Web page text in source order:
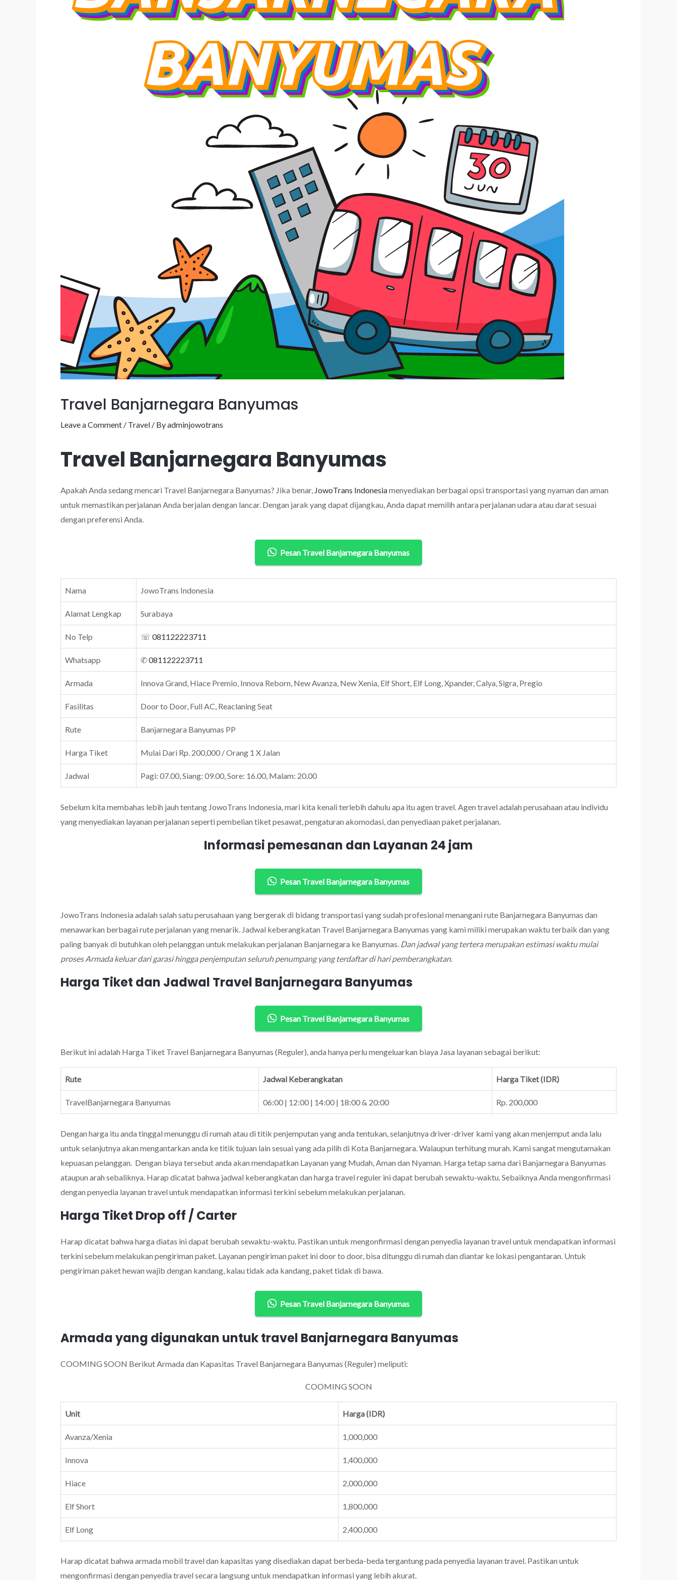
Travel Banjarnegara Banyumas
Leave a Comment / Travel / Byadminjowotrans
Travel Banjarnegara Banyumas
Apakah Anda sedang mencari Travel Banjarnegara Banyumas? Jika benar, JowoTrans Indonesiamenyediakan berbagai opsi transportasi yang nyaman dan aman
untuk memastikan perjalanan Anda berjalan dengan lancar. Dengan jarak yang dapat dijangkau, Anda dapat memilih antara perjalanan udara atau darat sesuai
dengan preferensi Anda.
Pesan Travel Banjarnegara Banyumas
Nama JowoTrans Indonesia
Alamat Lengkap Surabaya
No Telp ☏ 081122223711
Whatsapp ✆081122223711
Armada Innova Grand, Hiace Premio, Innova Reborn, New Avanza, New Xenia, Elf Short, Elf Long, Xpander, Calya, Sigra, Pregio
Fasilitas Door to Door, Full AC, Reaclaning Seat
Rute Banjarnegara Banyumas PP
Harga Tiket Mulai Dari Rp. 200,000 / Orang 1 X Jalan
Jadwal Pagi: 07.00, Siang: 09.00, Sore: 16.00, Malam: 20.00
Sebelum kita membahas lebih jauh tentang JowoTrans Indonesia, mari kita kenali terlebih dahulu apa itu agen travel. Agen travel adalah perusahaan atau individu
yang menyediakan layanan perjalanan seperti pembelian tiket pesawat, pengaturan akomodasi, dan penyediaan paket perjalanan.
Informasi pemesanan dan Layanan 24 jam
Pesan Travel Banjarnegara Banyumas
JowoTrans Indonesia adalah salah satu perusahaan yang bergerak di bidang transportasi yang sudah profesional menangani rute Banjarnegara Banyumas dan
menawarkan berbagai rute perjalanan yang menarik. Jadwal keberangkatan Travel Banjarnegara Banyumas yang kami miliki merupakan waktu terbaik dan yang
paling banyak di butuhkan oleh pelanggan untuk melakukan perjalanan Banjarnegara ke Banyumas. Dan jadwal yang tertera merupakan estimasi waktu mulai
proses Armada keluar dari garasi hingga penjemputan seluruh penumpang yang terdaftar di hari pemberangkatan.
Harga Tiket dan Jadwal Travel Banjarnegara Banyumas
Pesan Travel Banjarnegara Banyumas
Berikut ini adalah Harga Tiket Travel Banjarnegara Banyumas (Reguler), anda hanya perlu mengeluarkan biaya Jasa layanan sebagai berikut:
Rute Jadwal Keberangkatan Harga Tiket (IDR)
TravelBanjarnegara Banyumas 06:00 | 12:00 | 14:00 | 18:00 & 20:00 Rp. 200,000
Dengan harga itu anda tinggal menunggu di rumah atau di titik penjemputan yang anda tentukan, selanjutnya driver-driver kami yang akan menjemput anda lalu
untuk selanjutnya akan mengantarkan anda ke titik tujuan lain sesuai yang ada pilih di Kota Banjarnegara. Walaupun terhitung murah. Kami sangat mengutamakan
kepuasan pelanggan. Dengan biaya tersebut anda akan mendapatkan Layanan yang Mudah, Aman dan Nyaman. Harga tetap sama dari Banjarnegara Banyumas
ataupun arah sebaliknya. Harap dicatat bahwa jadwal keberangkatan dan harga travel reguler ini dapat berubah sewaktu-waktu. Sebaiknya Anda mengonfirmasi
dengan penyedia layanan travel untuk mendapatkan informasi terkini sebelum melakukan perjalanan.
Harga Tiket Drop off / Carter
Harap dicatat bahwa harga diatas ini dapat berubah sewaktu-waktu. Pastikan untuk mengonfirmasi dengan penyedia layanan travel untuk mendapatkan informasi
terkini sebelum melakukan pengiriman paket. Layanan pengiriman paket ini door to door, bisa ditunggu di rumah dan diantar ke lokasi pengantaran. Untuk
pengiriman paket hewan wajib dengan kandang, kalau tidak ada kandang, paket tidak di bawa.
Pesan Travel Banjarnegara Banyumas
Armada yang digunakan untuk travel Banjarnegara Banyumas
COOMING SOON Berikut Armada dan Kapasitas Travel Banjarnegara Banyumas (Reguler) meliputi:
COOMING SOON
Unit Harga (IDR)
Avanza/Xenia 1,000,000
Innova 1,400,000
Hiace 2,000,000
Elf Short 1,800,000
Elf Long 2,400,000
Harap dicatat bahwa armada mobil travel dan kapasitas yang disediakan dapat berbeda-beda tergantung pada penyedia layanan travel. Pastikan untuk
mengonfirmasi dengan penyedia travel secara langsung untuk mendapatkan informasi yang lebih akurat.